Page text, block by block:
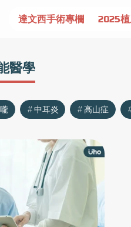
達文西手術專欄 2025
醫學
中耳炎 高山症